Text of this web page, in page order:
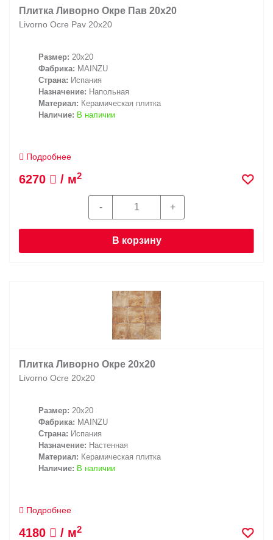
Плитка Ливорно Окре Пав 20х20
Livorno Ocre Pav 20х20
Размер: 20x20
Фабрика: MAINZU
Страна: Испания
Назначение: Напольная
Материал: Керамическая плитка
Наличие: В наличии
Подробнее
6270 / м2
В корзину
Плитка Ливорно Окре 20х20
Livorno Ocre 20х20
Размер: 20x20
Фабрика: MAINZU
Страна: Испания
Назначение: Настенная
Материал: Керамическая плитка
Наличие: В наличии
Подробнее
4180 / м2